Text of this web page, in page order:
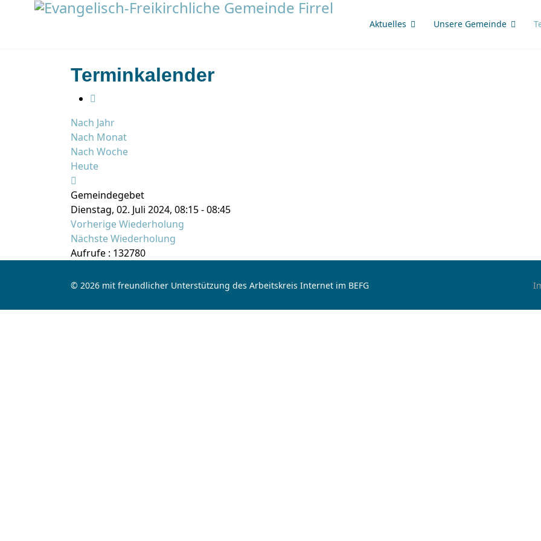
Aktuelles Unsere Gemeinde
Terminkalender
Nach Jahr
Nach Monat
Nach Woche
Heute
Gemeindegebet
Dienstag, 02. Juli 2024, 08:15 - 08:45
Vorherige Wiederholung
Nächste Wiederholung
Aufrufe : 132780
© 2026 mit freundlicher Unterstützung des Arbeitskreis Internet im BEFG